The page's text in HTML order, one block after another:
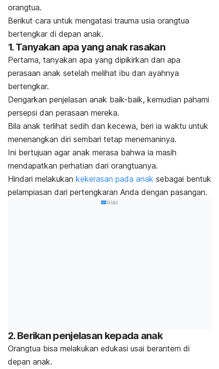
orangtua.
Berikut cara untuk mengatasi trauma usia orangtua
bertengkar di depan anak.
1. Tanyakan apa yang anak rasakan
Pertama, tanyakan apa yang dipikirkan dan apa
perasaan anak setelah melihat ibu dan ayahnya
bertengkar.
Dengarkan penjelasan anak baik-baik, kemudian pahami
persepsi dan perasaan mereka.
Bila anak terlihat sedih dan kecewa, beri ia waktu untuk
menenangkan diri sembari tetap menemaninya.
Ini bertujuan agar anak merasa bahwa ia masih
mendapatkan perhatian dari orangtuanya.
Hindari melakukan kekerasan pada anak sebagai bentuk
pelampiasan dari pertengkaran Anda dengan pasangan.
Iklan
2. Berikan penjelasan kepada anak
Orangtua bisa melakukan edukasi usai berantem di
depan anak.